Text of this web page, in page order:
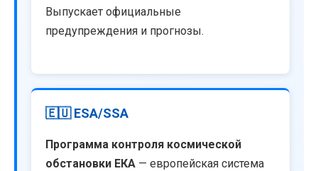
Выпускает официальные
предупреждения и прогнозы.
🇪🇺 ESA/SSA
Программа контроля космической
обстановки ЕКА — европейская система